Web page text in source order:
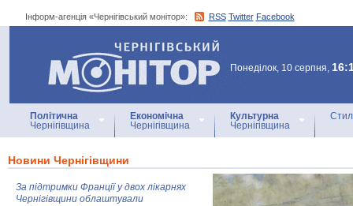
Інформ-агенція «Чернігівський монітор»: RSS Twitter Facebook
Інформ-агенція
«Чернігівський монітор»
Понеділок, 10 серпня,
Політична
Чернігівщина
Економічна
Чернігівщина
Культурна
Чернігівщина
Новини Чернігівщини
За підтримки Франції у двох лікарнях
Чернігівщини облаштували